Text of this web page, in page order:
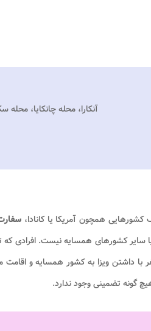
آنکارا، محله چانکایا، محله
کشورهایی همچون آمریکا یا کانادا،
سایر کشورهای همسایه نیست. افرادی که
با داشتن ویزا به کشور همسایه و اقامت
گونه تضمینی وجود ندارد.